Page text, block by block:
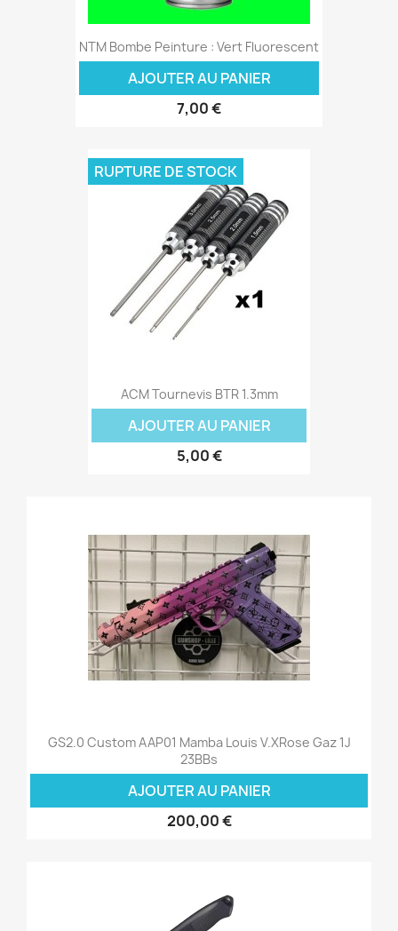
NTM Bombe Peinture : Vert Fluorescent
AJOUTER AU PANIER
7,00 €
ACM Tournevis BTR 1.3mm
AJOUTER AU PANIER
5,00 €
RUPTURE DE STOCK
GS2.0 Custom AAP01 Mamba Louis V.xRose Gaz 1J
23BBs
AJOUTER AU PANIER
200,00 €